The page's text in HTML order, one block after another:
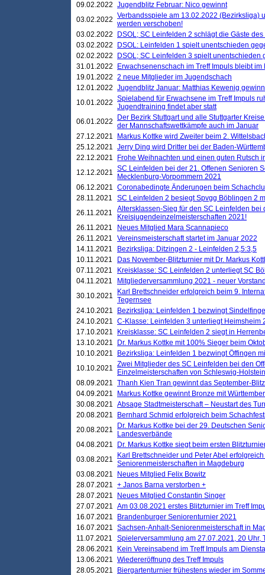
09.02.2022 Jugendblitz Februar: Nico gewinnt
03.02.2022 Verbandsspiele am 13.02.2022 (Bezirksliga)
werden verschoben!
03.02.2022
DSOL; SC Leinfelden 2 schlägt die Gäste
03.02.2022
DSOL: Leinfelden 1 spielt unentschieden
02.02.2022
DSOL; SC Leinfelden 3 spielt unentschieden
31.01.2022
Erwachsenenschach im Treff Impuls bleibt
19.01.2022 2 neue Mitglieder im Jugendschach
12.01.2022 Jugendblitz Januar: Matthias Kewenig
10.01.2022 Spielabend für Erwachsene im Treff Impuls
Jugendtraining findet aber statt
06.01.2022
Der Bezirk Stuttgart und alle Stuttgarter
der Mannschaftswettkämpfe auch im Januar
27.12.2021
Markus Kottke wird Zweiter beim 2.
25.12.2021 Jerry Ding wird Dritter bei der Baden-
22.12.2021
Frohe Weihnachten und einen guten Rutsch
12.12.2021 SC Leinfelden bei der 21. Offenen Senioren
Mecklenburg-Vorpommern 2021
06.12.2021 Coronabedingte Änderungen beim
28.11.2021
SC Leinfelden 2 besiegt Spvgg Böblingen 2
26.11.2021
Altersklassen-Sieg für den SC Leinfelden bei
Kreisjugendeinzelmeisterschaften 2021!
26.11.2021
Neues Mitglied Mara Scannapieco
26.11.2021
Vereinsmeisterschaft startet im Januar 2022
14.11.2021
Bezirksliga: Ditzingen 2 - Leinfelden 2,5:3,5
10.11.2021
Das November-Blitzturnier mit Dr. Markus
07.11.2021
Kreisklasse: SC Leinfelden 2 unterliegt SC
04.11.2021
Mitgliederversammlung 2021 - neuer
30.10.2021
Karl Brettschneider erfolgreich beim 9.
Tegernsee
24.10.2021
Bezirksliga: Leinfelden 1 bezwingt
24.10.2021 C-Klasse: Leinfelden 3 unterliegt Heimsheim
17.10.2021
Kreisklasse: SC Leinfelden 2 siegt in
13.10.2021
Dr. Markus Kottke mit 100% Sieger beim
10.10.2021
Bezirksliga: Leinfelden 1 bezwingt Öffingen
10.10.2021 Zwei Mitglieder des SC Leinfelden bei den
Einzelmeisterschaften von Schleswig-
08.09.2021 Thanh Kien Tran gewinnt das September-
04.09.2021
Markus Kottke gewinnt Bronze mit
30.08.2021 Absage Stadtmeisterschaft – Neustart des
20.08.2021
Bernhard Schmid erfolgreich beim
20.08.2021
Dr. Markus Kottke bei der 29. Deutschen
Landesverbände
04.08.2021
Dr. Markus Kottke siegt beim ersten
03.08.2021
Karl Brettschneider und Peter Abel
Seniorenmeisterschaften in Magdeburg
03.08.2021
Neues Mitglied Felix Bowitz
28.07.2021 + Janos Barna verstorben +
28.07.2021
Neues Mitglied Constantin Singer
27.07.2021 Am 03.08.2021 erstes Blitzturnier im Treff
16.07.2021
Brandenburger Seniorenturnier 2021
16.07.2021 Sachsen-Anhalt-Seniorenmeisterschaft in
11.07.2021
Spielerversammlung am 27.07.2021, 20 Uhr,
28.06.2021
Kein Vereinsabend im Treff Impuls am
13.06.2021 Wiedereröffnung des Treff Impuls
28.05.2021
Biergartenturnier frühestens wieder im